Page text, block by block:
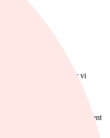
Nedan går vi
aktien med nästan 40 procent